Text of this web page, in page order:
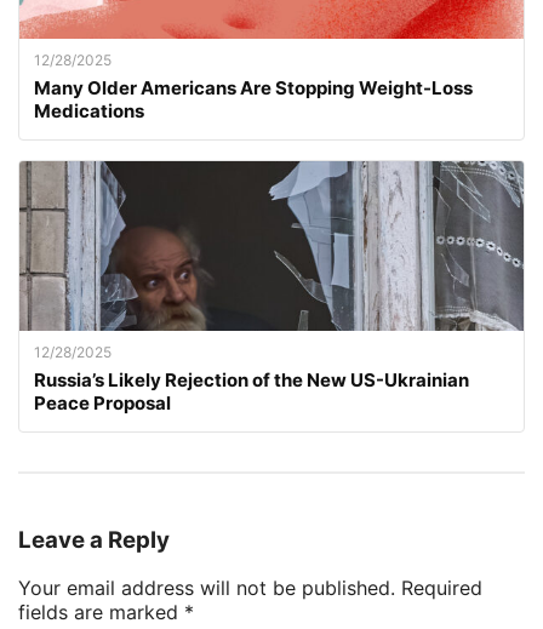
12/28/2025
Many Older Americans Are Stopping Weight-Loss
Medications
12/28/2025
Russia’s Likely Rejection of the New US-Ukrainian
Peace Proposal
Leave a Reply
Your email address will not be published. Required
fields are marked *